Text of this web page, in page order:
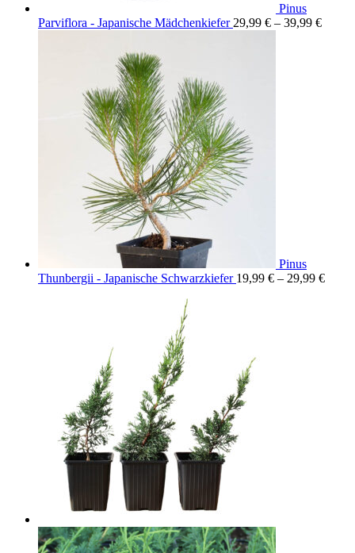
Pinus
Parviflora - Japanische Mädchenkiefer 29,99 € – 39,99 €
Pinus
Thunbergii - Japanische Schwarzkiefer 19,99 € – 29,99 €